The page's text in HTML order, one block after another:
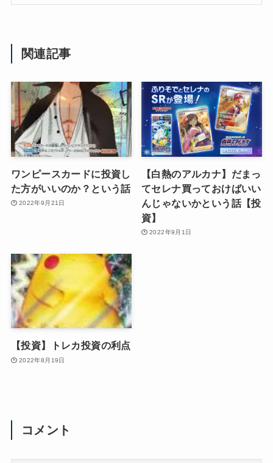
関連記事
ワンピースカードに投資し
た方がいいのか？という話
2022年9月21日
【白熱のアルカナ】だまっ
てセレナ買っておけばいい
んじゃないかという話【投
資】
2022年9月1日
【投資】トレカ投資の利点
2022年8月19日
コメント